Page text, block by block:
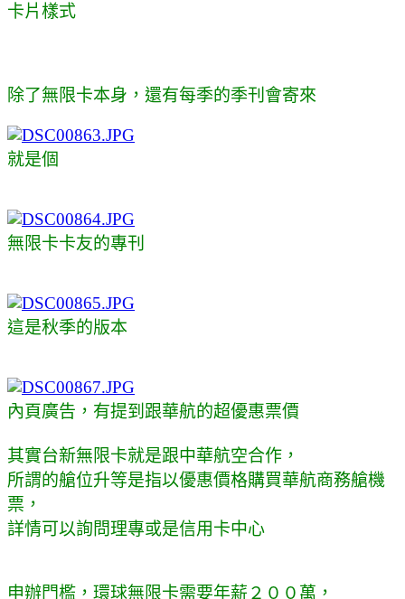
卡片樣式
除了無限卡本身，還有每季的季刊會寄來
就是個
無限卡卡友的專刊
這是秋季的版本
內頁廣告，有提到跟華航的超優惠票價
其實台新無限卡就是跟中華航空合作，
所謂的艙位升等是指以優惠價格購買華航商務艙機
票，
詳情可以詢問理專或是信用卡中心
申辦門檻，環球無限卡需要年薪２００萬，